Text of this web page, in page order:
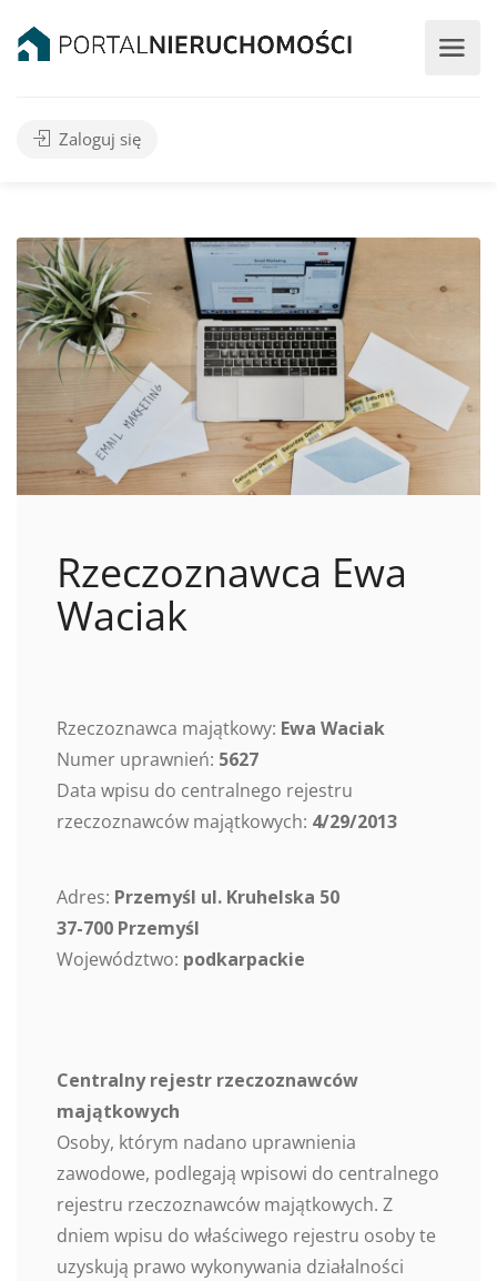
Zaloguj się
Rzeczoznawca Ewa
Waciak
Rzeczoznawca majątkowy: Ewa Waciak
Numer uprawnień: 5627
Data wpisu do centralnego rejestru
rzeczoznawców majątkowych: 4/29/2013
Adres: Przemyśl ul. Kruhelska 50
37-700 Przemyśl
Województwo: podkarpackie
Centralny rejestr rzeczoznawców
majątkowych
Osoby, którym nadano uprawnienia
zawodowe, podlegają wpisowi do centralnego
rejestru rzeczoznawców majątkowych. Z
dniem wpisu do właściwego rejestru osoby te
uzyskują prawo wykonywania działalności